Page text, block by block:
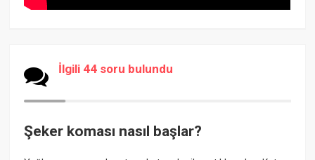
İlgili 44 soru bulundu
Şeker koması nasıl başlar?